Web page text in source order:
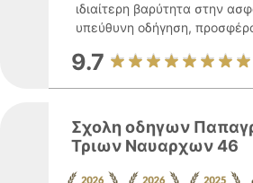
ιδιαίτερη βαρύτητα στην
υπεύθυνη οδήγηση,
9.7
Σχολη οδηγων
Τριων Ναυαρχων 46